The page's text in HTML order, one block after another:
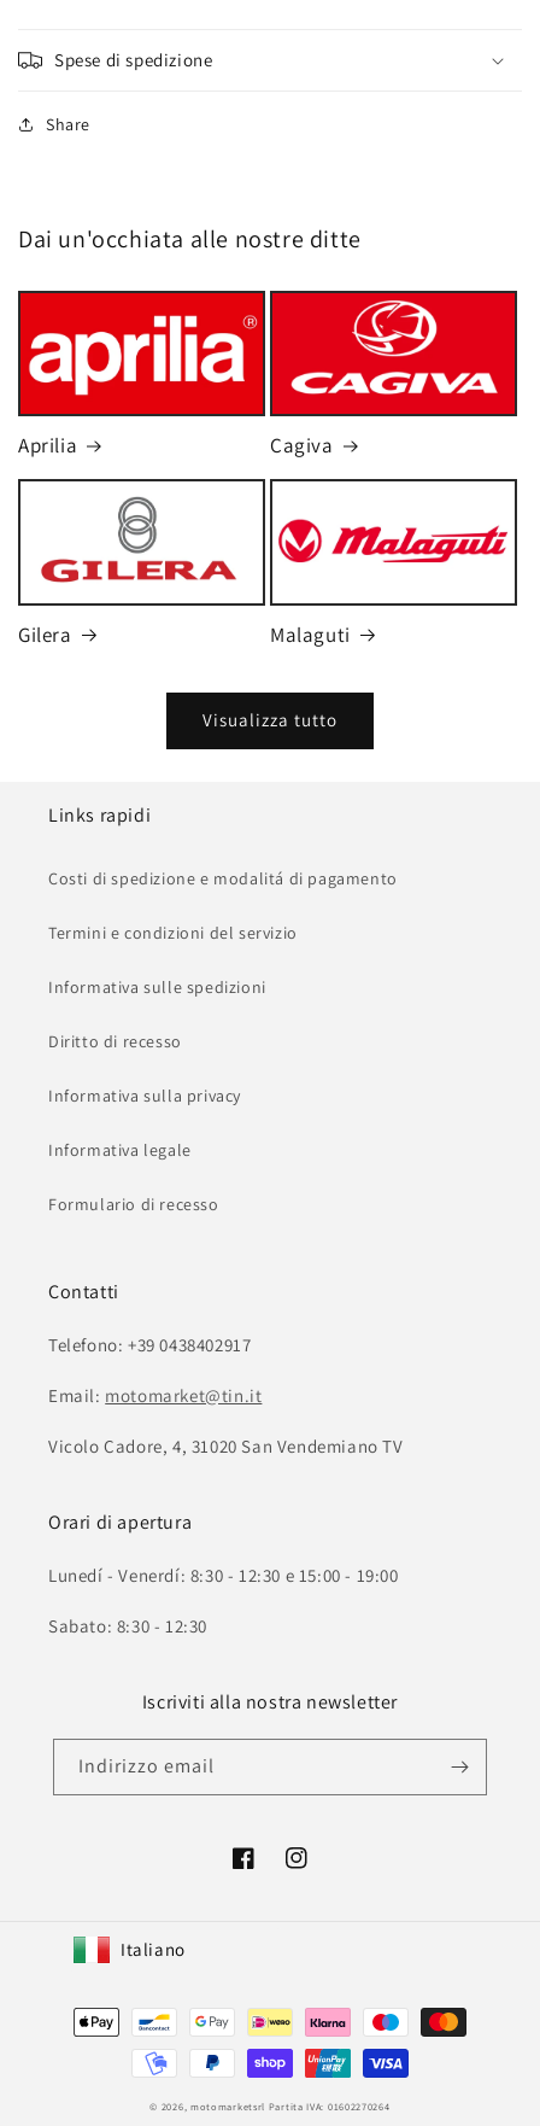
Spese di spedizione
Share
Dai un'occhiata alle nostre ditte
Aprilia Cagiva
Gilera Malaguti
Visualizza tutto
Links rapidi
Costi di spedizione e modalitá di pagamento
Termini e condizioni del servizio
Informativa sulle spedizioni
Diritto di recesso
Informativa sulla privacy
Informativa legale
Formulario di recesso
Contatti
Telefono: +39 0438402917
Email: motomarket@tin.it
Vicolo Cadore, 4, 31020 San Vendemiano TV
Orari di apertura
Lunedí - Venerdí: 8:30 - 12:30 e 15:00 - 19:00
Sabato: 8:30 - 12:30
Iscriviti alla nostra newsletter
Indirizzo email
FacebookInstagram
Italiano
Metodi
pagamento
© 2026, motomarketsrl Partita IVA: 01602270264